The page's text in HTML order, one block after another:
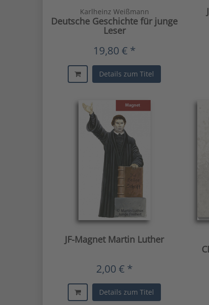
Karlheinz Weißmann
Deutsche Geschichte für junge
Leser
19,80 € *
Details zum Titel
JF-Magnet Martin Luther
2,00 € *
Details zum Titel